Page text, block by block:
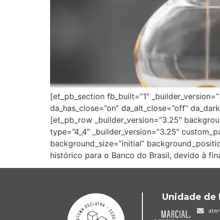
[et_pb_section fb_built=”1″
da_has_close=”on” da_alt_close=”off”
[et_pb_row _builder_version=”3.25″
type=”4_4″ _builder_version=”3.25″
background_size=”initial”
histórico para o Banco do Brasil, devido à
Unidade de